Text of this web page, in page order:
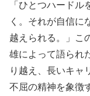
「ひとつハード
く。それが自信に
越えられる。」こ
雄によって語られ
り越え、長いキャ
不屈の精神を象徴